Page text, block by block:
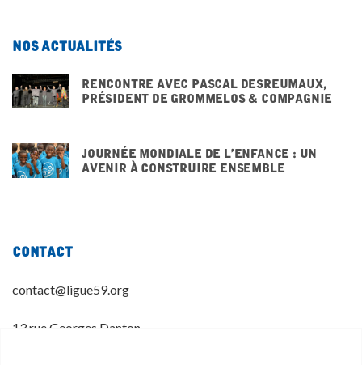
Nos actualités
Rencontre avec pascal desreumaux,
président de grommelos & compagnie
Journée mondiale de l’enfance : un
avenir à construire ensemble
Contact
contact@ligue59.org
13 rue Georges Danton